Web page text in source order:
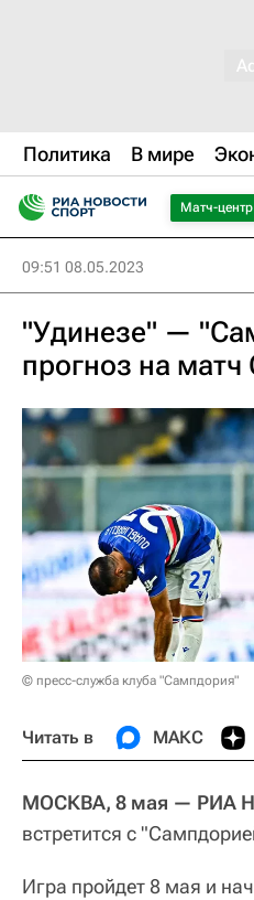
Политика В мире
Матч-центр
09:51 08.05.2023
"Удинезе" —
прогноз на
© пресс-служба клуба "Сампдория"
Читать в МАКС
МОСКВА, 8 мая — РИА
встретится с
Игра пройдет 8 мая и